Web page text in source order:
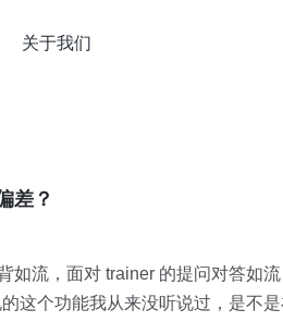
关于我们
差？
如流，面对 trainer 的提问对答如
这个功能我从来没听说过，是不